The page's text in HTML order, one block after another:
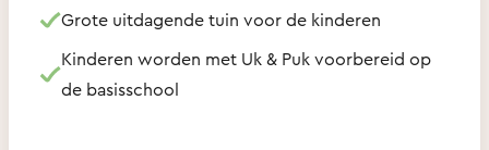
Grote uitdagende tuin voor de kinderen
Kinderen worden met Uk & Puk voorbereid op
de basisschool